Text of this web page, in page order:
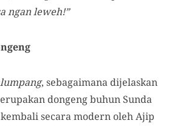
ngan leweh!”
, sebagaimana dijelaskan
dongeng buhun Sunda
secara modern oleh Ajip